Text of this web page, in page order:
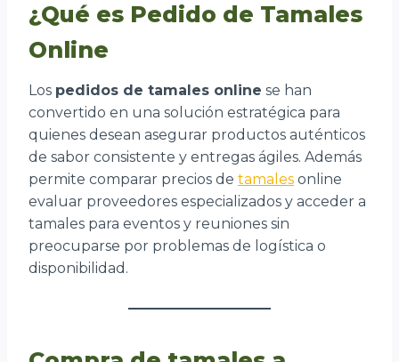
¿Qué es Pedido de Tamales
Online
Los pedidos de tamales online se han
convertido en una solución estratégica para
quienes desean asegurar productos auténticos
de sabor consistente y entregas ágiles. Además
permite comparar precios de tamales online
evaluar proveedores especializados y acceder a
tamales para eventos y reuniones sin
preocuparse por problemas de logística o
disponibilidad.